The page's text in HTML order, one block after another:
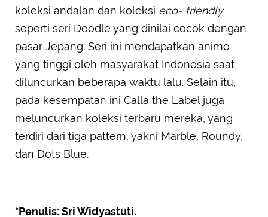
koleksi andalan dan koleksi eco- friendly
seperti seri Doodle yang dinilai cocok dengan
pasar Jepang. Seri ini mendapatkan animo
yang tinggi oleh masyarakat Indonesia saat
diluncurkan beberapa waktu lalu. Selain itu,
pada kesempatan ini Calla the Label juga
meluncurkan koleksi terbaru mereka, yang
terdiri dari tiga pattern, yakni Marble, Roundy,
dan Dots Blue.
*Penulis: Sri Widyastuti.